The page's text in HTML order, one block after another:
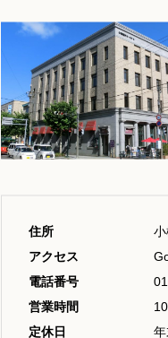
住所
アクセス
電話番号
営業時間
定休日